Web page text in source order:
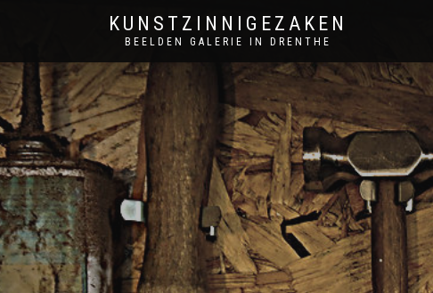
KUNSTZINNIGEZAKEN
BEELDEN GALERIE IN DRENTHE